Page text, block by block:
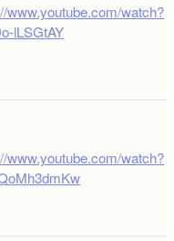
www.youtube.com/watch?
lLSGtAY
www.youtube.com/watch?